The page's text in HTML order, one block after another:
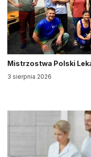
Mistrzostwa Polski
3 sierpnia 2026